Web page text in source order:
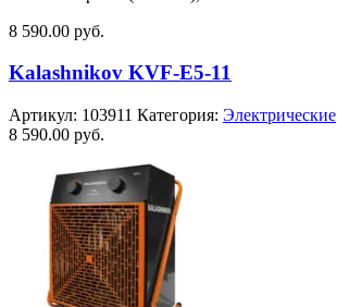
8 590.00 руб.
Kalashnikov KVF-E5-11
Артикул: 103911 Категория: Электрические
8 590.00 руб.